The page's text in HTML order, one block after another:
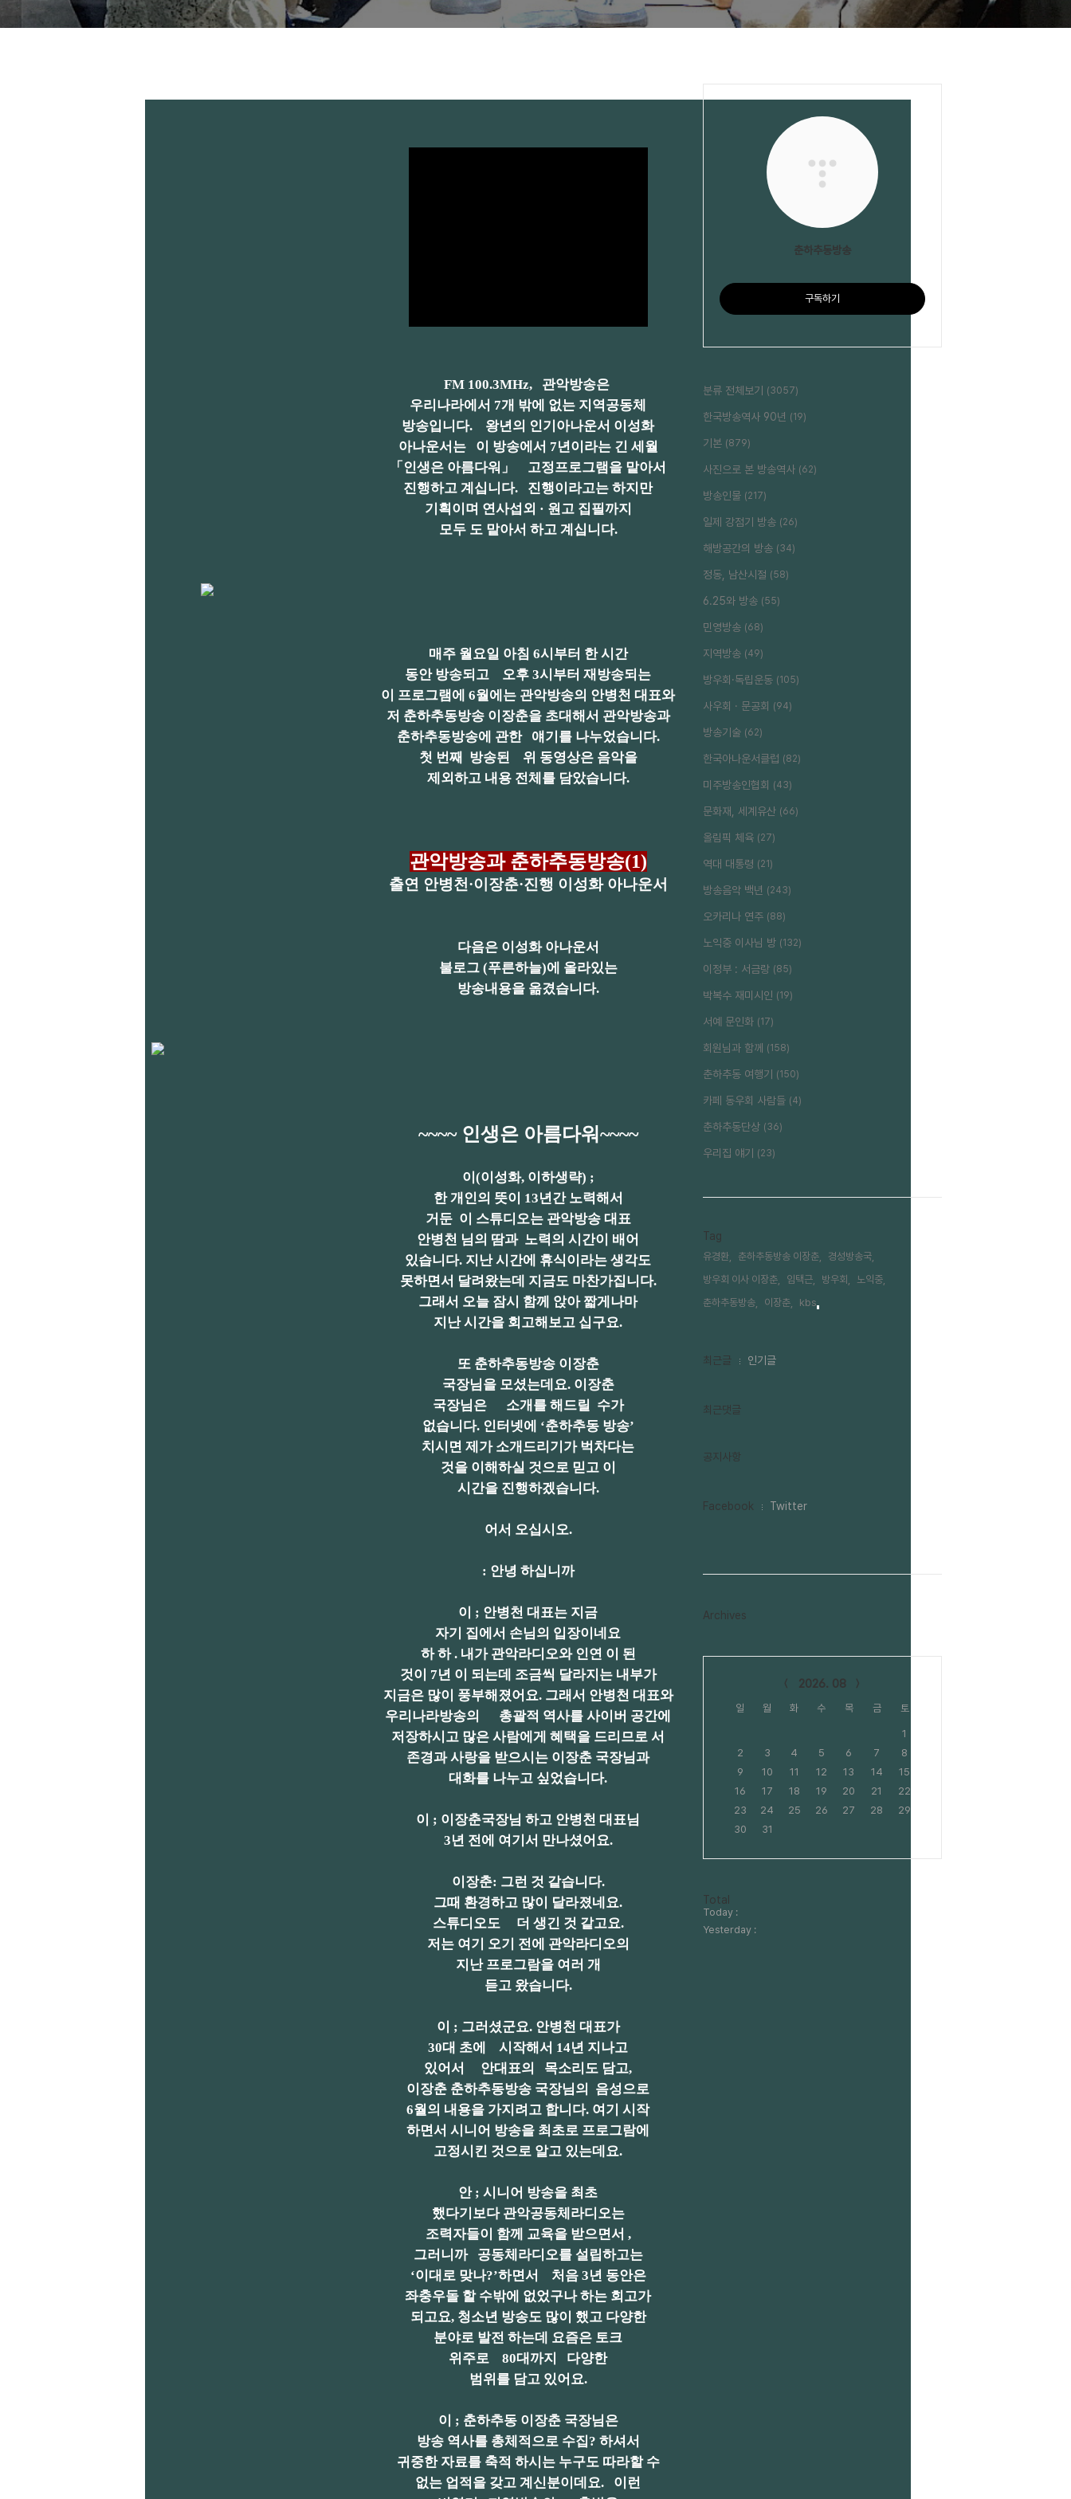
FM 100.3MHz, 관악방송은
우리나라에서 7개 밖에 없는 지역공동체
방송입니다. 왕년의 인기아나운서 이성화
아나운서는 이 방송에서 7년이라는 긴 세월
「인생은 아름다워」 고정프로그램을 맡아서
진행하고 계십니다. 진행이라고는 하지만
기획이며 연사섭외 · 원고 집필까지
모두 도 맡아서 하고 계십니다.
매주 월요일 아침 6시부터 한 시간
동안 방송되고 오후 3시부터 재방송되는
이 프로그램에 6월에는 관악방송의 안병천 대표와
저 춘하추동방송 이장춘을 초대해서 관악방송과
춘하추동방송에 관한 얘기를 나누었습니다.
첫 번째 방송된 위 동영상은 음악을
제외하고 내용 전체를 담았습니다.
관악방송과 춘하추동방송(1)
출연 안병천·이장춘·진행 이성화 아나운서
다음은 이성화 아나운서
불로그 (푸른하늘)에 올라있는
방송내용을 옮겼습니다.
~~~~ 인생은 아름다워~~~~
이(이성화, 이하생략) ;
한 개인의 뜻이 13년간 노력해서
거둔 이 스튜디오는 관악방송 대표
안병천 님의 땀과 노력의 시간이 배어
있습니다. 지난 시간에 휴식이라는 생각도
못하면서 달려왔는데 지금도 마찬가집니다.
그래서 오늘 잠시 함께 앉아 짧게나마
지난 시간을 회고해보고 십구요.
또 춘하추동방송 이장춘
국장님을 모셨는데요. 이장춘
국장님은 소개를 해드릴 수가
없습니다. 인터넷에 ‘춘하추동 방송’
치시면 제가 소개드리기가 벅차다는
것을 이해하실 것으로 믿고 이
시간을 진행하겠습니다.
어서 오십시오.
: 안녕 하십니까
이 ; 안병천 대표는 지금
자기 집에서 손님의 입장이네요
하 하 . 내가 관악라디오와 인연 이 된
것이 7년 이 되는데 조금씩 달라지는 내부가
지금은 많이 풍부해졌어요. 그래서 안병천 대표와
우리나라방송의 총괄적 역사를 사이버 공간에
저장하시고 많은 사람에게 혜택을 드리므로 서
존경과 사랑을 받으시는 이장춘 국장님과
대화를 나누고 싶었습니다.
이 ; 이장춘국장님 하고 안병천 대표님
3년 전에 여기서 만나셨어요.
이장춘: 그런 것 같습니다.
그때 환경하고 많이 달라졌네요.
스튜디오도 더 생긴 것 같고요.
저는 여기 오기 전에 관악라디오의
지난 프로그람을 여러 개
듣고 왔습니다.
이 ; 그러셨군요. 안병천 대표가
30대 초에 시작해서 14년 지나고
있어서 안대표의 목소리도 담고,
이장춘 춘하추동방송 국장님의 음성으로
6월의 내용을 가지려고 합니다. 여기 시작
하면서 시니어 방송을 최초로 프로그람에
고정시킨 것으로 알고 있는데요.
안 ; 시니어 방송을 최초
했다기보다 관악공동체라디오는
조력자들이 함께 교육을 받으면서 ,
그러니까 공동체라디오를 설립하고는
‘이대로 맞나?’하면서 처음 3년 동안은
좌충우돌 할 수밖에 없었구나 하는 회고가
되고요, 청소년 방송도 많이 했고 다양한
분야로 발전 하는데 요즘은 토크
위주로 80대까지 다양한
범위를 담고 있어요.
이 ; 춘하추동 이장춘 국장님은
방송 역사를 총체적으로 수집? 하셔서
귀중한 자료를 축적 하시는 누구도 따라할 수
없는 업적을 갖고 계신분이데요. 이런
춘하추동방송
구독하기
분류 전체보기 (3057)
한국방송역사 90년 (19)
기본 (879)
사진으로 본 방송역사 (62)
방송인물 (217)
일제 강점기 방송 (26)
해방공간의 방송 (34)
정동, 남산시절 (58)
6.25와 방송 (55)
민영방송 (68)
지역방송 (49)
방우회·독립운동 (105)
사우회 · 문공회 (94)
방송기술 (62)
한국아나운서클럽 (82)
미주방송인협회 (43)
문화재, 세계유산 (66)
올림픽 체육 (27)
역대 대통령 (21)
방송음악 백년 (243)
오카리나 연주 (88)
노익중 이사님 방 (132)
이정부 : 서금랑 (85)
박복수 재미시인 (19)
서예 문인화 (17)
회원님과 함께 (158)
춘하추동 여행기 (150)
카페 동우회 사람들 (4)
춘하추동단상 (36)
우리집 얘기 (23)
Tag
유경환, 춘하추동방송 이장춘,
경성방송국,
방우회 이사 이장춘,
임택근, 방우회,
노익중,
춘하추동방송,
이장춘, kbs,
최
인
최근글 인기글
최근댓글
공지사항
페
그
Facebook Twitter
Archives
2026. 08
일 월 화 수 목 금 토
1
2
3 4 5 6 7
8
9
10 11 12 13 14
15
16
17 18 19 20 21
22
23
24 25 26 27 28
29
30
31
방
문
자
수
Total
Today :
Yesterday :